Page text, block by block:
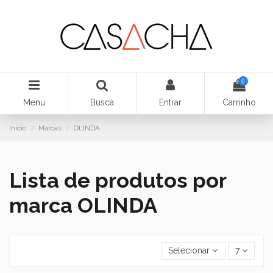
Menu Busca Entrar
0
Carrinho
Início Marcas OLINDA
Lista de produtos por
marca OLINDA
Selecionar 7